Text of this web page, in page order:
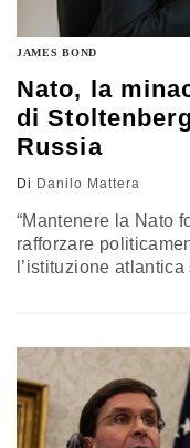
JAMES BOND
Nato, la
di
Russia
Di Danilo Mattera
“Mantenere la Nato
rafforzare
l’istituzione
Jens Stoltenberg, il
del forum